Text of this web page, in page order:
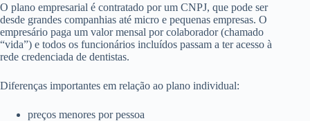
O plano empresarial é contratado por um CNPJ, que pode ser
desde grandes companhias até micro e pequenas empresas. O
empresário paga um valor mensal por colaborador (chamado
“vida”) e todos os funcionários incluídos passam a ter acesso à
rede credenciada de dentistas.
Diferenças importantes em relação ao plano individual:
preços menores por pessoa